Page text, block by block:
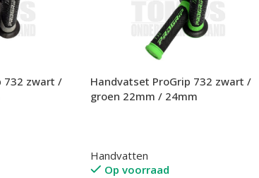
732 zwart /
Handvatset ProGrip 732 zwart /
groen 22mm / 24mm
Handvatten
Op voorraad